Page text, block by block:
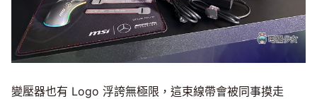
變壓器也有 Logo 浮誇無極限，這束線帶會被同事摸走